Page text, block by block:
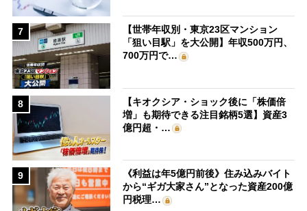
7
【世帯年収別・東京23区マンション
「狙い目駅」を大公開】年収500万円、
700万円で…
8
【キオクシア・ショック後に「株価倍
増」も期待できる注目銘柄5選】資産3
億円超・…
9
《利益は年5億円前後》住み込みバイト
から“ギガ大家さん”となった資産200億
円税理…